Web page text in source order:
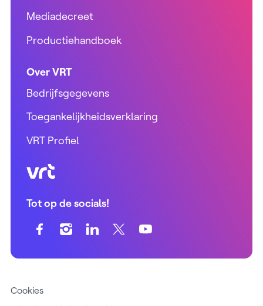
Mediadecreet
Productiehandboek
Over VRT
Bedrijfsgegevens
Toegankelijkheidsverklaring
VRT Profiel
VRT (home)
Tot op de socials!
Cookies